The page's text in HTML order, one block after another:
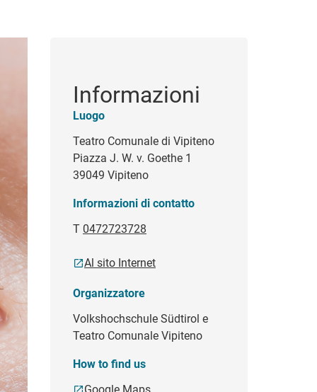
Informazioni
Luogo
Teatro Comunale di Vipiteno
Piazza J. W. v. Goethe 1
39049 Vipiteno
Informazioni di contatto
T 0472723728
Al sito Internet
Organizzatore
Volkshochschule Südtirol e
Teatro Comunale Vipiteno
How to find us